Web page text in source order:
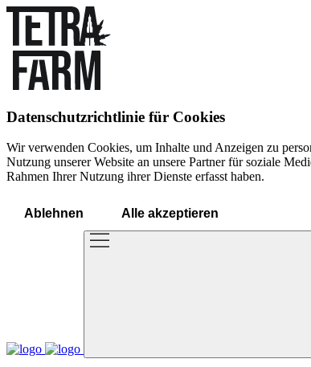
Datenschutzrichtlinie für Cookies
Wir verwenden Cookies, um Inhalte und Anzeigen zu
Nutzung unserer Website an unsere Partner für soziale
Rahmen Ihrer Nutzung ihrer Dienste erfasst haben.
Ablehnen Alle akzeptieren